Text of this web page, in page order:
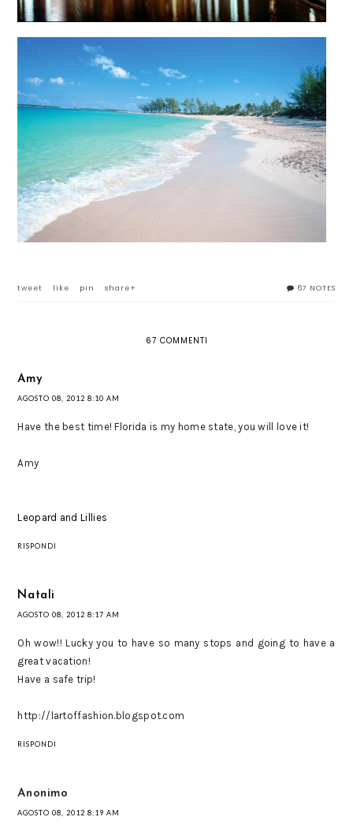
67 NOTES
tweet like pin share+
67 COMMENTI
Amy
AGOSTO 08, 2012 8:10 AM
Have the best time! Florida is my home state, you will love it!
Amy
Leopard and Lillies
RISPONDI
Natali
AGOSTO 08, 2012 8:17 AM
Oh wow!! Lucky you to have so many stops and going to have a
great vacation!
Have a safe trip!
http://lartoffashion.blogspot.com
RISPONDI
Anonimo
AGOSTO 08, 2012 8:19 AM